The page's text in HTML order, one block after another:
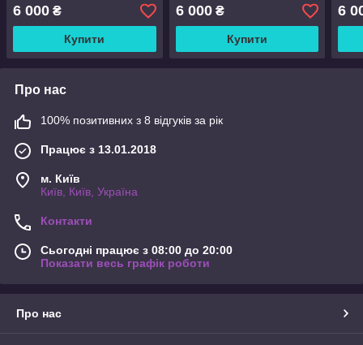
6 000 ₴
Купити
6 000₴
Купити
6
Про нас
100% позитивних з 8 відгуків за рік
Працює з 13.01.2018
м. Київ
Київ, Київ, Україна
Контакти
Сьогодні працює з 08:00 до 20:00
Показати весь графік роботи
Про нас